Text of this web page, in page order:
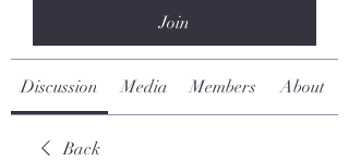
Join
Discussion Media Members About
Back